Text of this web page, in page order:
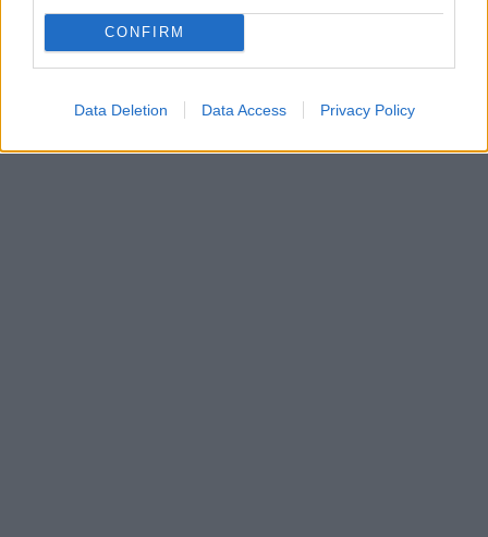
CONFIRM
Data Deletion Data Access Privacy Policy